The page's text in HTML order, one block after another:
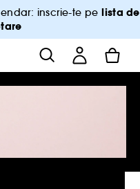
inscrie-te pelista de